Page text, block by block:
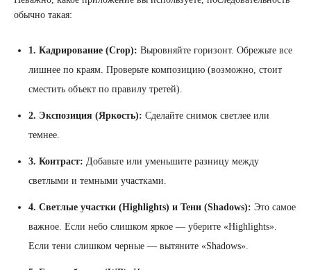
обычно такая:
1. Кадрирование (Crop): Выровняйте горизонт. Обрежьте все
лишнее по краям. Проверьте композицию (возможно, стоит
сместить объект по правилу третей).
2. Экспозиция (Яркость): Сделайте снимок светлее или
темнее.
3. Контраст: Добавьте или уменьшите разницу между
светлыми и темными участками.
4. Светлые участки (Highlights) и Тени (Shadows): Это самое
важное. Если небо слишком яркое — уберите «Highlights».
Если тени слишком черные — вытяните «Shadows».